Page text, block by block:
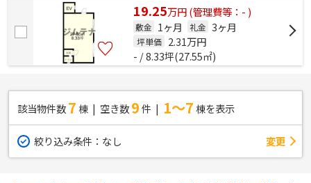
19.25万円(管理費等：- )
敷金 1ヶ月 礼金 3ヶ月
坪単価 2.31万円
- / 8.33坪(27.55㎡)
該当物件数7棟 空き数 9件 1～7棟を表示
絞り込み条件： なし 変更